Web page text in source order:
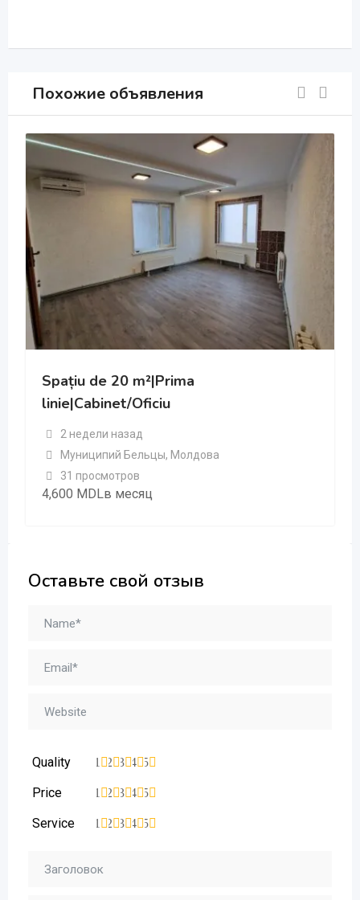
Похожие объявления
Spațiu de 20 m²|Prima
linie|Cabinet/Oficiu
2 недели назад
Муниципий Бельцы, Молдова
31 просмотров
4,600 MDLв месяц
Оставьте свой отзыв
Quality 5
4
3
2
1
Price 5
4
3
2
1
Service 5
4
3
2
1